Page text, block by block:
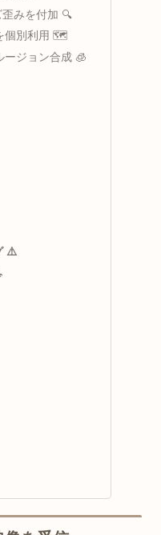
みを付加 🔍
個別利用 🗺️
ージョン合成 🧊
⚠️